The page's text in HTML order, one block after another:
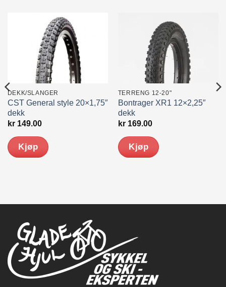
DEKK/SLANGER
CST General style 20×1,75″
dekk
kr149.00
Kjøp
TERRENG 12-20"
Bontrager XR1 12×2,25″
dekk
kr169.00
Kjøp